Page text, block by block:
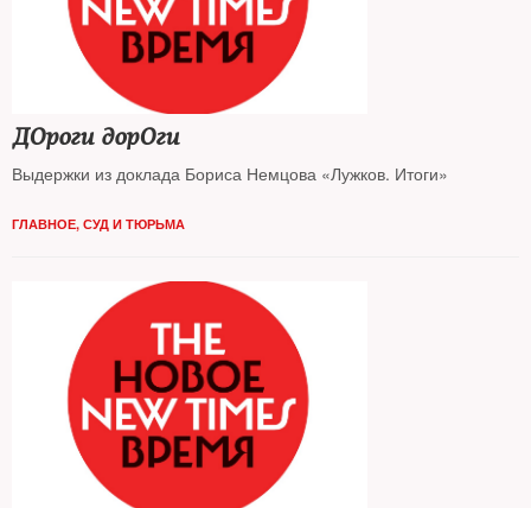
ДОроги дорОги
Выдержки из доклада Бориса Немцова «Лужков. Итоги»
ГЛАВНОЕ, СУД И ТЮРЬМА